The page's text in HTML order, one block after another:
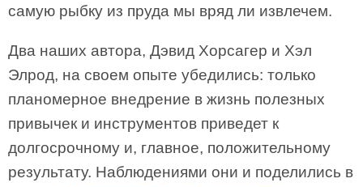
самую рыбку из пруда мы вряд ли извлечем.
Два наших автора, Дэвид Хорсагер и Хэл
Элрод, на своем опыте убедились: только
планомерное внедрение в жизнь полезных
привычек и инструментов приведет к
долгосрочному и, главное, положительному
результату. Наблюдениями они и поделились в